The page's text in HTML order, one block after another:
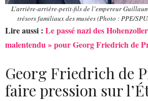
L’arrière-arrière-petit-fils de l’empereur
trésors familiaux des musées (Photo : PPE/
Lire aussi : Le passé nazi des
malentendu » pour Georg Friedrich de
Georg Friedrich de
faire pression sur